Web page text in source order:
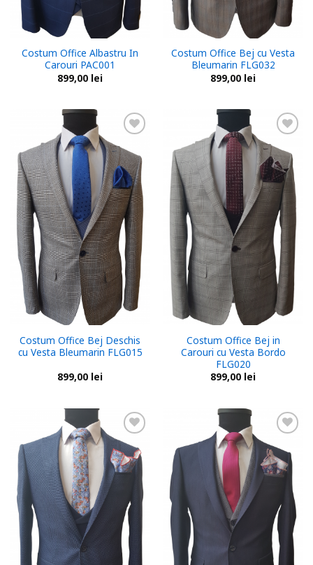
Costum Office Albastru In
Carouri PAC001
899,00 lei
Costum Office Bej cu Vesta
Bleumarin FLG032
899,00 lei
Add to
wishlist
Costum Office Bej Deschis
cu Vesta Bleumarin FLG015
899,00 lei
Add to
wishlist
Costum Office Bej in
Carouri cu Vesta Bordo
FLG020
899,00 lei
Add to
wishlist
Add to
wishlist